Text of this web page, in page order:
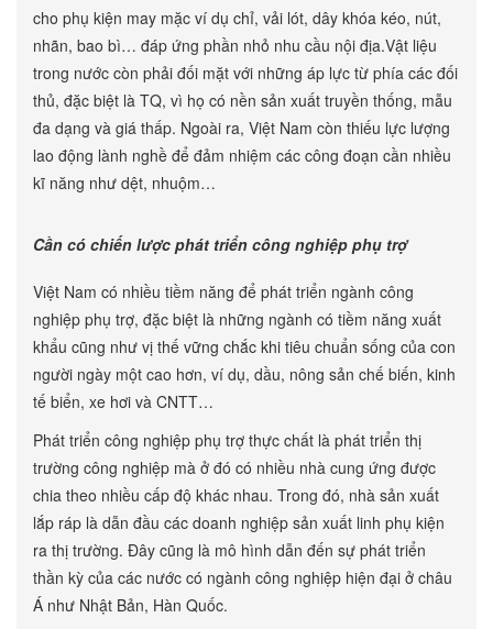
cho phụ kiện may mặc ví dụ chỉ, vải lót, dây khóa kéo, nút,
nhãn, bao bì… đáp ứng phần nhỏ nhu cầu nội địa.Vật liệu
trong nước còn phải đối mặt với những áp lực từ phía các đối
thủ, đặc biệt là TQ, vì họ có nền sản xuất truyền thống, mẫu
đa dạng và giá thấp. Ngoài ra, Việt Nam còn thiếu lực lượng
lao động lành nghề để đảm nhiệm các công đoạn cần nhiều
kĩ năng như dệt, nhuộm…
Cần có chiến lược phát triển công nghiệp phụ trợ
Việt Nam có nhiều tiềm năng để phát triển ngành công
nghiệp phụ trợ, đặc biệt là những ngành có tiềm năng xuất
khẩu cũng như vị thế vững chắc khi tiêu chuẩn sống của con
người ngày một cao hơn, ví dụ, dầu, nông sản chế biến, kinh
tế biển, xe hơi và CNTT…
Phát triển công nghiệp phụ trợ thực chất là phát triển thị
trường công nghiệp mà ở đó có nhiều nhà cung ứng được
chia theo nhiều cấp độ khác nhau. Trong đó, nhà sản xuất
lắp ráp là dẫn đầu các doanh nghiệp sản xuất linh phụ kiện
ra thị trường. Đây cũng là mô hình dẫn đến sự phát triển
thần kỳ của các nước có ngành công nghiệp hiện đại ở châu
Á như Nhật Bản, Hàn Quốc.